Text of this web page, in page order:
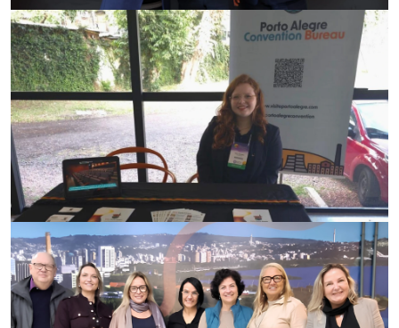
24/06/2026
Reconhecimento ao trabalho do turismo
gaúcho
17/06/2026
Porto Alegre em destaque no setor da saúde